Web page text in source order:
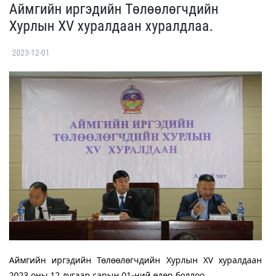
Аймгийн иргэдийн Төлөөлөгчдийн
Хурлын XV хуралдаан хуралдлаа.
2023-12-01
Аймгийн иргэдийн Төлөөлөгчдийн Хурлын XV хуралдаан